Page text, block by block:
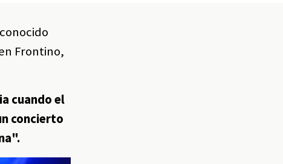
Frontino,
cuando el
concierto